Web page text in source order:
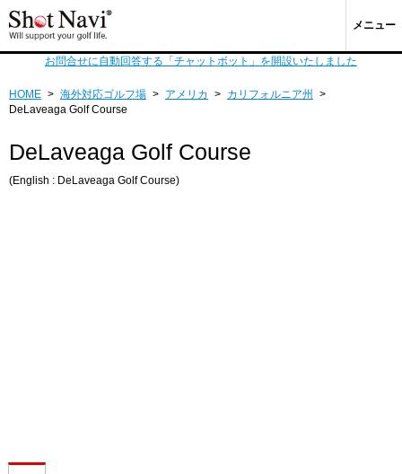
メニュー
お問合せに自動回答する「チャットボット」を開設いたしました
HOME > 海外対応ゴルフ場 > アメリカ > カリフォルニア州
>
DeLaveaga Golf Course
DeLaveaga Golf Course
(English : DeLaveaga Golf Course)